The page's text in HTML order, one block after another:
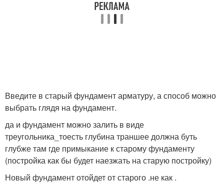
Введите в старый фундамент арматуру, а способ можно
выбрать глядя на фундамент.
да и фундамент можно залить в виде
треугольника_тоесть глубина траншее должна буть
глубже там где примыкание к старому фундаменту
(постройка как бы будет наезжать на старую постройку)
Новый фундамент отойдет от старого .не как .